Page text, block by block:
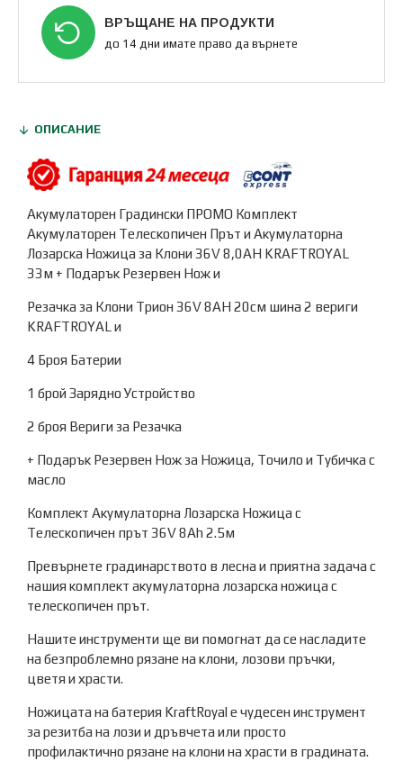
ВРЪЩАНЕ НА ПРОДУКТИ
до 14 дни имате право да върнете
ОПИСАНИЕ
Акумулаторен Градински ПРОМО Комплект
Акумулаторен Телескопичен Прът и Акумулаторна
Лозарска Ножица за Клони 36V 8,0AH KRAFTROYAL
33м + Подарък Резервен Нож и
Резачка за Клони Трион 36V 8AH 20см шина 2 вериги
KRAFTROYAL и
4 Броя Батерии
1 брой Зарядно Устройство
2 броя Вериги за Резачка
+ Подарък Резервен Нож за Ножица, Точило и Тубичка с
масло
Комплект Акумулаторна Лозарска Ножица с
Телескопичен прът 36V 8Ah 2.5м
Превърнете градинарството в лесна и приятна задача с
нашия комплект акумулаторна лозарска ножица с
телескопичен прът.
Нашите инструменти ще ви помогнат да се насладите
на безпроблемно рязане на клони, лозови пръчки,
цветя и храсти.
Ножицата на батерия KraftRoyal е чудесен инструмент
за резитба на лози и дръвчета или просто
профилактично рязане на клони на храсти в градината.